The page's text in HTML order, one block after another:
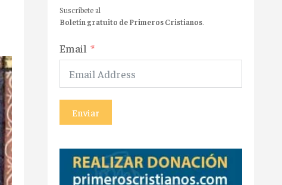
Suscríbete al
Boletín gratuito de Primeros Cristianos.
Email
Enviar